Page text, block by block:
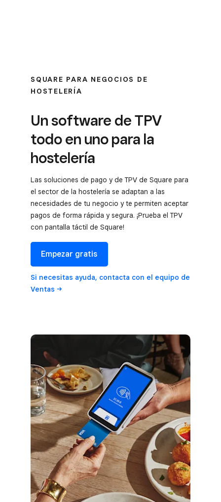
SQUARE PARA NEGOCIOS DE
HOSTELERÍA
Un software de TPV
todo en uno para la
hostelería
Las soluciones de pago y de TPV de Square para
el sector de la hostelería se adaptan a las
necesidades de tu negocio y te permiten aceptar
pagos de forma rápida y segura. ¡Prueba el TPV
con pantalla táctil de Square!
Empezar gratis
Si necesitas ayuda, contacta con el equipo de
Ventas